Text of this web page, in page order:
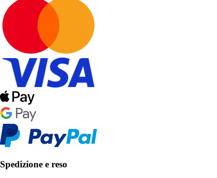
Spedizione e reso